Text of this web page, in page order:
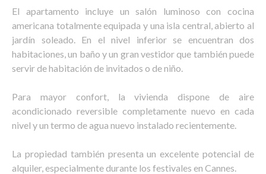
El apartamento incluye un salón luminoso con cocina
americana totalmente equipada y una isla central, abierto al
jardín soleado. En el nivel inferior se encuentran dos
habitaciones, un baño y un gran vestidor que también puede
servir de habitación de invitados o de niño.
Para mayor confort, la vivienda dispone de aire
acondicionado reversible completamente nuevo en cada
nivel y un termo de agua nuevo instalado recientemente.
La propiedad también presenta un excelente potencial de
alquiler, especialmente durante los festivales en Cannes.